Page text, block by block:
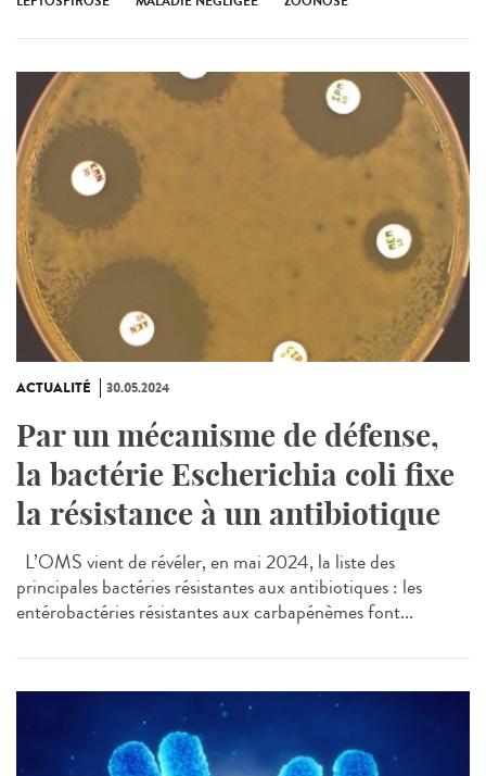
ACTUALITÉ 30.05.2024
Par un mécanisme de défense,
la bactérie Escherichia coli fixe
la résistance à un antibiotique
L’OMS vient de révéler, en mai 2024, la liste des
principales bactéries résistantes aux antibiotiques : les
entérobactéries résistantes aux carbapénèmes font...